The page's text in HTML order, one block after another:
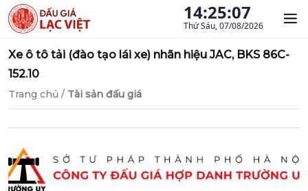
14:25:09
Thứ Sáu, 07/08/2026
Xe ô tô tải (đào tạo lái xe) nhãn hiệu JAC, BKS 86C-
152.10
Trang chủ / Tài sản đấu giá